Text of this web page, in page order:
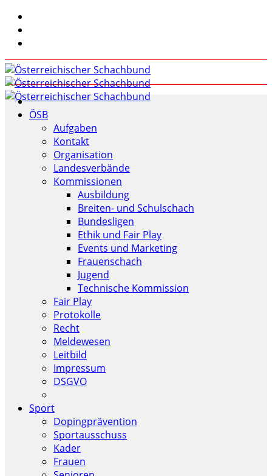
ÖSB
Aufgaben
Kontakt
Organisation
Landesverbände
Kommissionen
Ausbildung
Breiten- und Schulschach
Bundesligen
Ethik und Fair Play
Events und Marketing
Frauenschach
Jugend
Technische Kommission
Fair Play
Protokolle
Recht
Meldewesen
Leitbild
Impressum
DSGVO
Sport
Dopingprävention
Sportausschuss
Kader
Frauen